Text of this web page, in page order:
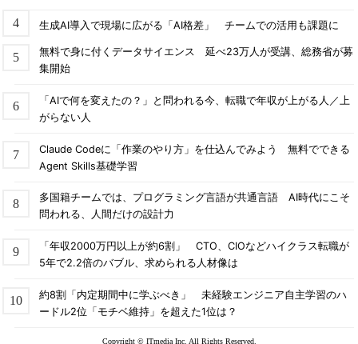
生成AI導入で現場に広がる「AI格差」 チームでの活用も課題に
無料で身に付くデータサイエンス 延べ23万人が受講、総務省が募
集開始
「AIで何を変えたの？」と問われる今、転職で年収が上がる人／上
がらない人
Claude Codeに「作業のやり方」を仕込んでみよう 無料でできる
Agent Skills基礎学習
多国籍チームでは、プログラミング言語が共通言語 AI時代にこそ
問われる、人間だけの設計力
「年収2000万円以上が約6割」 CTO、CIOなどハイクラス転職が
5年で2.2倍のバブル、求められる人材像は
約8割「内定期間中に学ぶべき」 未経験エンジニア自主学習のハ
ードル2位「モチベ維持」を超えた1位は？
Copyright © ITmedia Inc. All Rights Reserved.